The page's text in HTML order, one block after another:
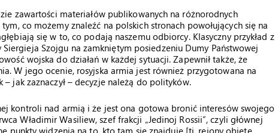
zawartości materiałów publikowanych na różnorodnych
co możemy znaleźć na polskich stronach powołujących się na
się w to, co podają naszemu odbiorcy. Klasyczny przykład z
Szojgu na zamkniętym posiedzeniu Dumy Państwowej
wojska do działań w każdej sytuacji. Zapewnił także, że
W jego ocenie, rosyjska armia jest również przygotowana na
jak zaznaczył – decyzje należą do polityków.
kontroli nad armią i że jest ona gotowa bronić interesów swojego
Władimir Wasiliew, szef frakcji „Jedinoj Rossii”, czyli głównej
punkty widzenia na to, kto tam się znajduje [tj. rejony objęte